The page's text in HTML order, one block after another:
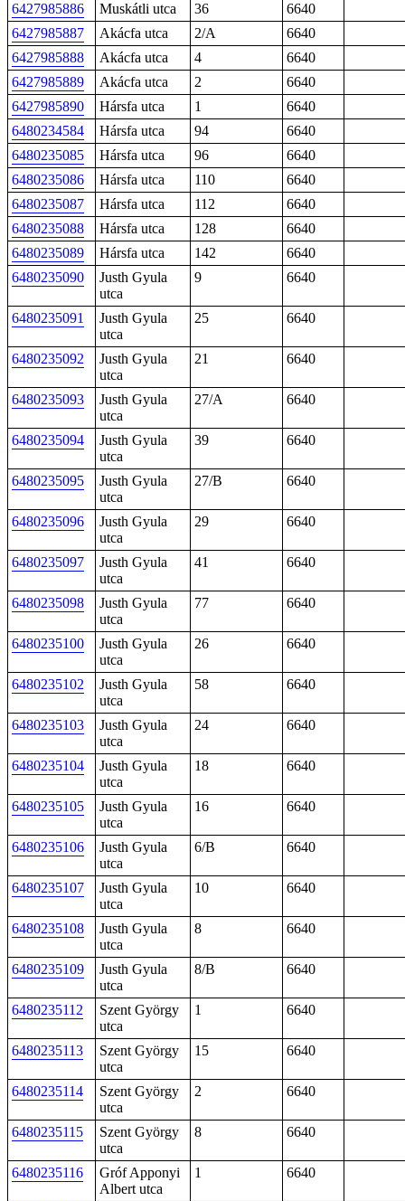
6427985886
Muskátli utca 36
6640
6427985887
Akácfa utca 2/A
6640
6427985888
Akácfa utca 4
6640
6427985889
Akácfa utca 2
6640
6427985890
Hársfa utca 1
6640
6480234584
Hársfa utca 94
6640
6480235085
Hársfa utca 96
6640
6480235086
Hársfa utca 110
6640
6480235087
Hársfa utca 112
6640
6480235088
Hársfa utca 128
6640
6480235089
Hársfa utca 142
6640
6480235090
Justh Gyula
utca
9 6640
6480235091
Justh Gyula
utca
25 6640
6480235092
Justh Gyula
utca
21 6640
6480235093
Justh Gyula
utca
27/A 6640
6480235094
Justh Gyula
utca
39 6640
6480235095
Justh Gyula
utca
27/B 6640
6480235096
Justh Gyula
utca
29 6640
6480235097
Justh Gyula
utca
41 6640
6480235098
Justh Gyula
utca
77 6640
6480235100
Justh Gyula
utca
26 6640
6480235102
Justh Gyula
utca
58 6640
6480235103
Justh Gyula
utca
24 6640
6480235104
Justh Gyula
utca
18 6640
6480235105
Justh Gyula
utca
16 6640
6480235106
Justh Gyula
utca
6/B 6640
6480235107
Justh Gyula
utca
10 6640
6480235108
Justh Gyula
utca
8 6640
6480235109
Justh Gyula
utca
8/B 6640
6480235112
Szent György
utca
1 6640
6480235113
Szent György
utca
15 6640
6480235114
Szent György
utca
2 6640
6480235115
Szent György
utca
8 6640
6480235116
Gróf Apponyi
Albert utca
1 6640